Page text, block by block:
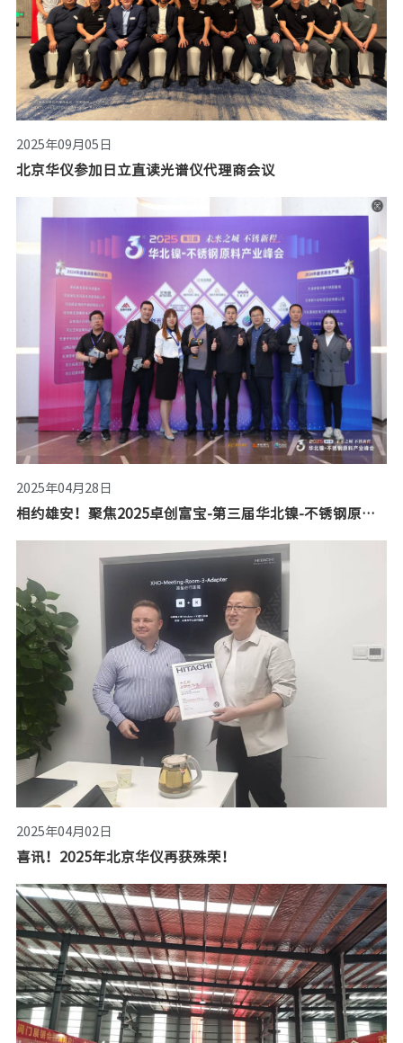
2025年09月05日
北京华仪参加日立直读光谱仪代理商会议
2025年04月28日
相约雄安！聚焦2025卓创富宝-第三届华北镍-不锈钢原料产业峰会
2025年04月02日
喜讯！2025年北京华仪再获殊荣！